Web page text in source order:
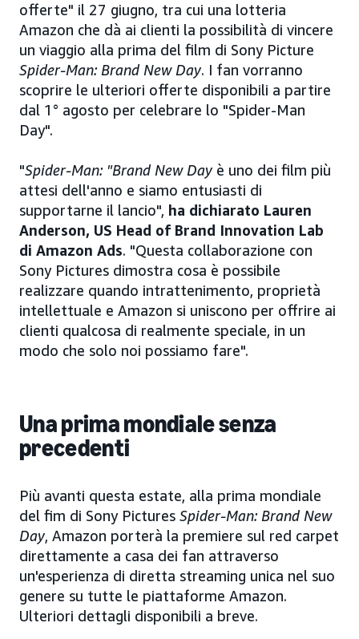
offerte" il 27 giugno, tra cui una lotteria
Amazon che dà ai clienti la possibilità di vincere
un viaggio alla prima del film di Sony Picture
Spider-Man: Brand New Day. I fan vorranno
scoprire le ulteriori offerte disponibili a partire
dal 1° agosto per celebrare lo "Spider-Man
Day".
"Spider-Man: "Brand New Day è uno dei film più
attesi dell'anno e siamo entusiasti di
supportarne il lancio", ha dichiarato Lauren
Anderson, US Head of Brand Innovation Lab
di Amazon Ads. "Questa collaborazione con
Sony Pictures dimostra cosa è possibile
realizzare quando intrattenimento, proprietà
intellettuale e Amazon si uniscono per offrire ai
clienti qualcosa di realmente speciale, in un
modo che solo noi possiamo fare".
Una prima mondiale senza
precedenti
Più avanti questa estate, alla prima mondiale
del fim di Sony Pictures Spider-Man: Brand New
Day, Amazon porterà la premiere sul red carpet
direttamente a casa dei fan attraverso
un'esperienza di diretta streaming unica nel suo
genere su tutte le piattaforme Amazon.
Ulteriori dettagli disponibili a breve.